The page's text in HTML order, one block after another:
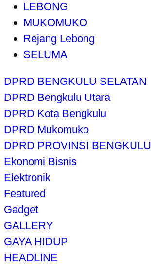
LEBONG
MUKOMUKO
Rejang Lebong
SELUMA
DPRD BENGKULU SELATAN
DPRD Bengkulu Utara
DPRD Kota Bengkulu
DPRD Mukomuko
DPRD PROVINSI BENGKULU
Ekonomi Bisnis
Elektronik
Featured
Gadget
GALLERY
GAYA HIDUP
HEADLINE